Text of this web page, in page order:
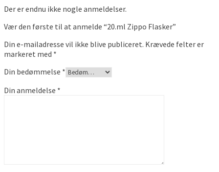
Der er endnu ikke nogle anmeldelser.
Vær den første til at anmelde “20.ml Zippo Flasker”
Din e-mailadresse vil ikke blive publiceret. Krævede felter er
markeret med *
Din bedømmelse *
Din anmeldelse *